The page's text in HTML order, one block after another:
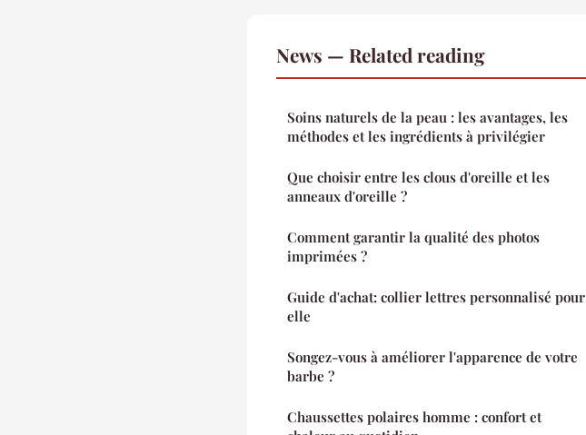
News — Related reading
Soins naturels de la peau : les avantages, les
méthodes et les ingrédients à privilégier
Que choisir entre les clous d'oreille et les
anneaux d'oreille ?
Comment garantir la qualité des photos
imprimées ?
Guide d'achat: collier lettres personnalisé pour
elle
Songez-vous à améliorer l'apparence de votre
barbe ?
Chaussettes polaires homme : confort et